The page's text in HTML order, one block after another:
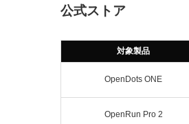
公式ストア
対象製品
OpenDots ONE
OpenRun Pro 2